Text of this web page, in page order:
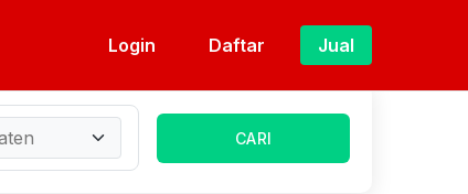
Login Daftar Jual
CARI